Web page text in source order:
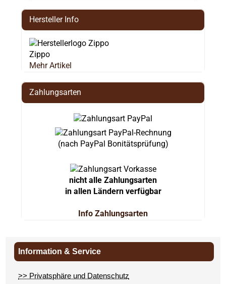
Hersteller Info
Zippo
Mehr Artikel
Zahlungsarten
(nach PayPal Bonitätsprüfung)
nicht alle Zahlungsarten
in allen Ländern verfügbar
Info Zahlungsarten
Information & Service
>> Privatsphäre und Datenschutz